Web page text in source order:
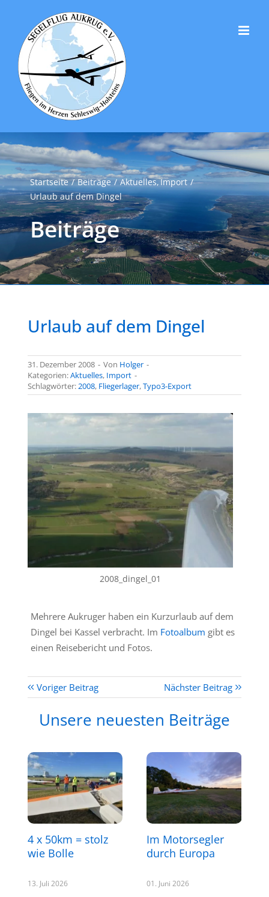
springen
Startseite Beiträge Aktuelles Import
Urlaub auf dem Dingel
Beiträge
Urlaub auf dem Dingel
31. Dezember 2008 - Von Holger -
Kategorien:Aktuelles, Import -
Schlagwörter:2008, Fliegerlager,Typo3-Export
2008_dingel_01
Mehrere Aukruger haben ein Kurzurlaub auf dem
Dingel bei Kassel verbracht. Im Fotoalbum gibt es
einen Reisebericht und Fotos.
Voriger Beitrag Nächster Beitrag
Unsere neuesten Beiträge
4 x 50km = stolz
wie Bolle
13. Juli 2026
Im Motorsegler
durch Europa
01. Juni 2026